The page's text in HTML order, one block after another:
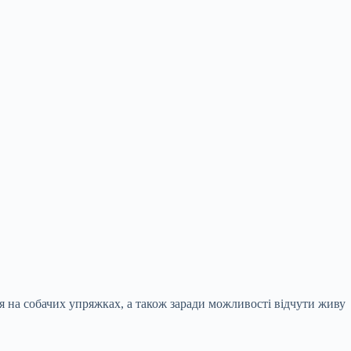
на собачих упряжках, а також заради можливості відчути живу